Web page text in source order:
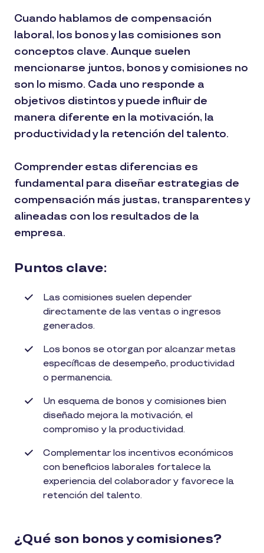
Cuando hablamos de compensación
laboral, los bonos y las comisiones son
conceptos clave. Aunque suelen
mencionarse juntos, bonos y comisiones no
son lo mismo. Cada uno responde a
objetivos distintos y puede influir de
manera diferente en la motivación, la
productividad y la retención del talento.
Comprender estas diferencias es
fundamental para diseñar estrategias de
compensación más justas, transparentes y
alineadas con los resultados de la
empresa.
Puntos clave:
Las comisiones suelen depender
directamente de las ventas o ingresos
generados.
Los bonos se otorgan por alcanzar metas
específicas de desempeño, productividad
o permanencia.
Un esquema de bonos y comisiones bien
diseñado mejora la motivación, el
compromiso y la productividad.
Complementar los incentivos económicos
con beneficios laborales fortalece la
experiencia del colaborador y favorece la
retención del talento.
¿Qué son bonos y comisiones?